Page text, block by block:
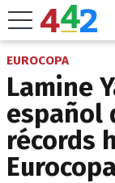
EUROCOPA
Lamine
español
récords
Eurocopa